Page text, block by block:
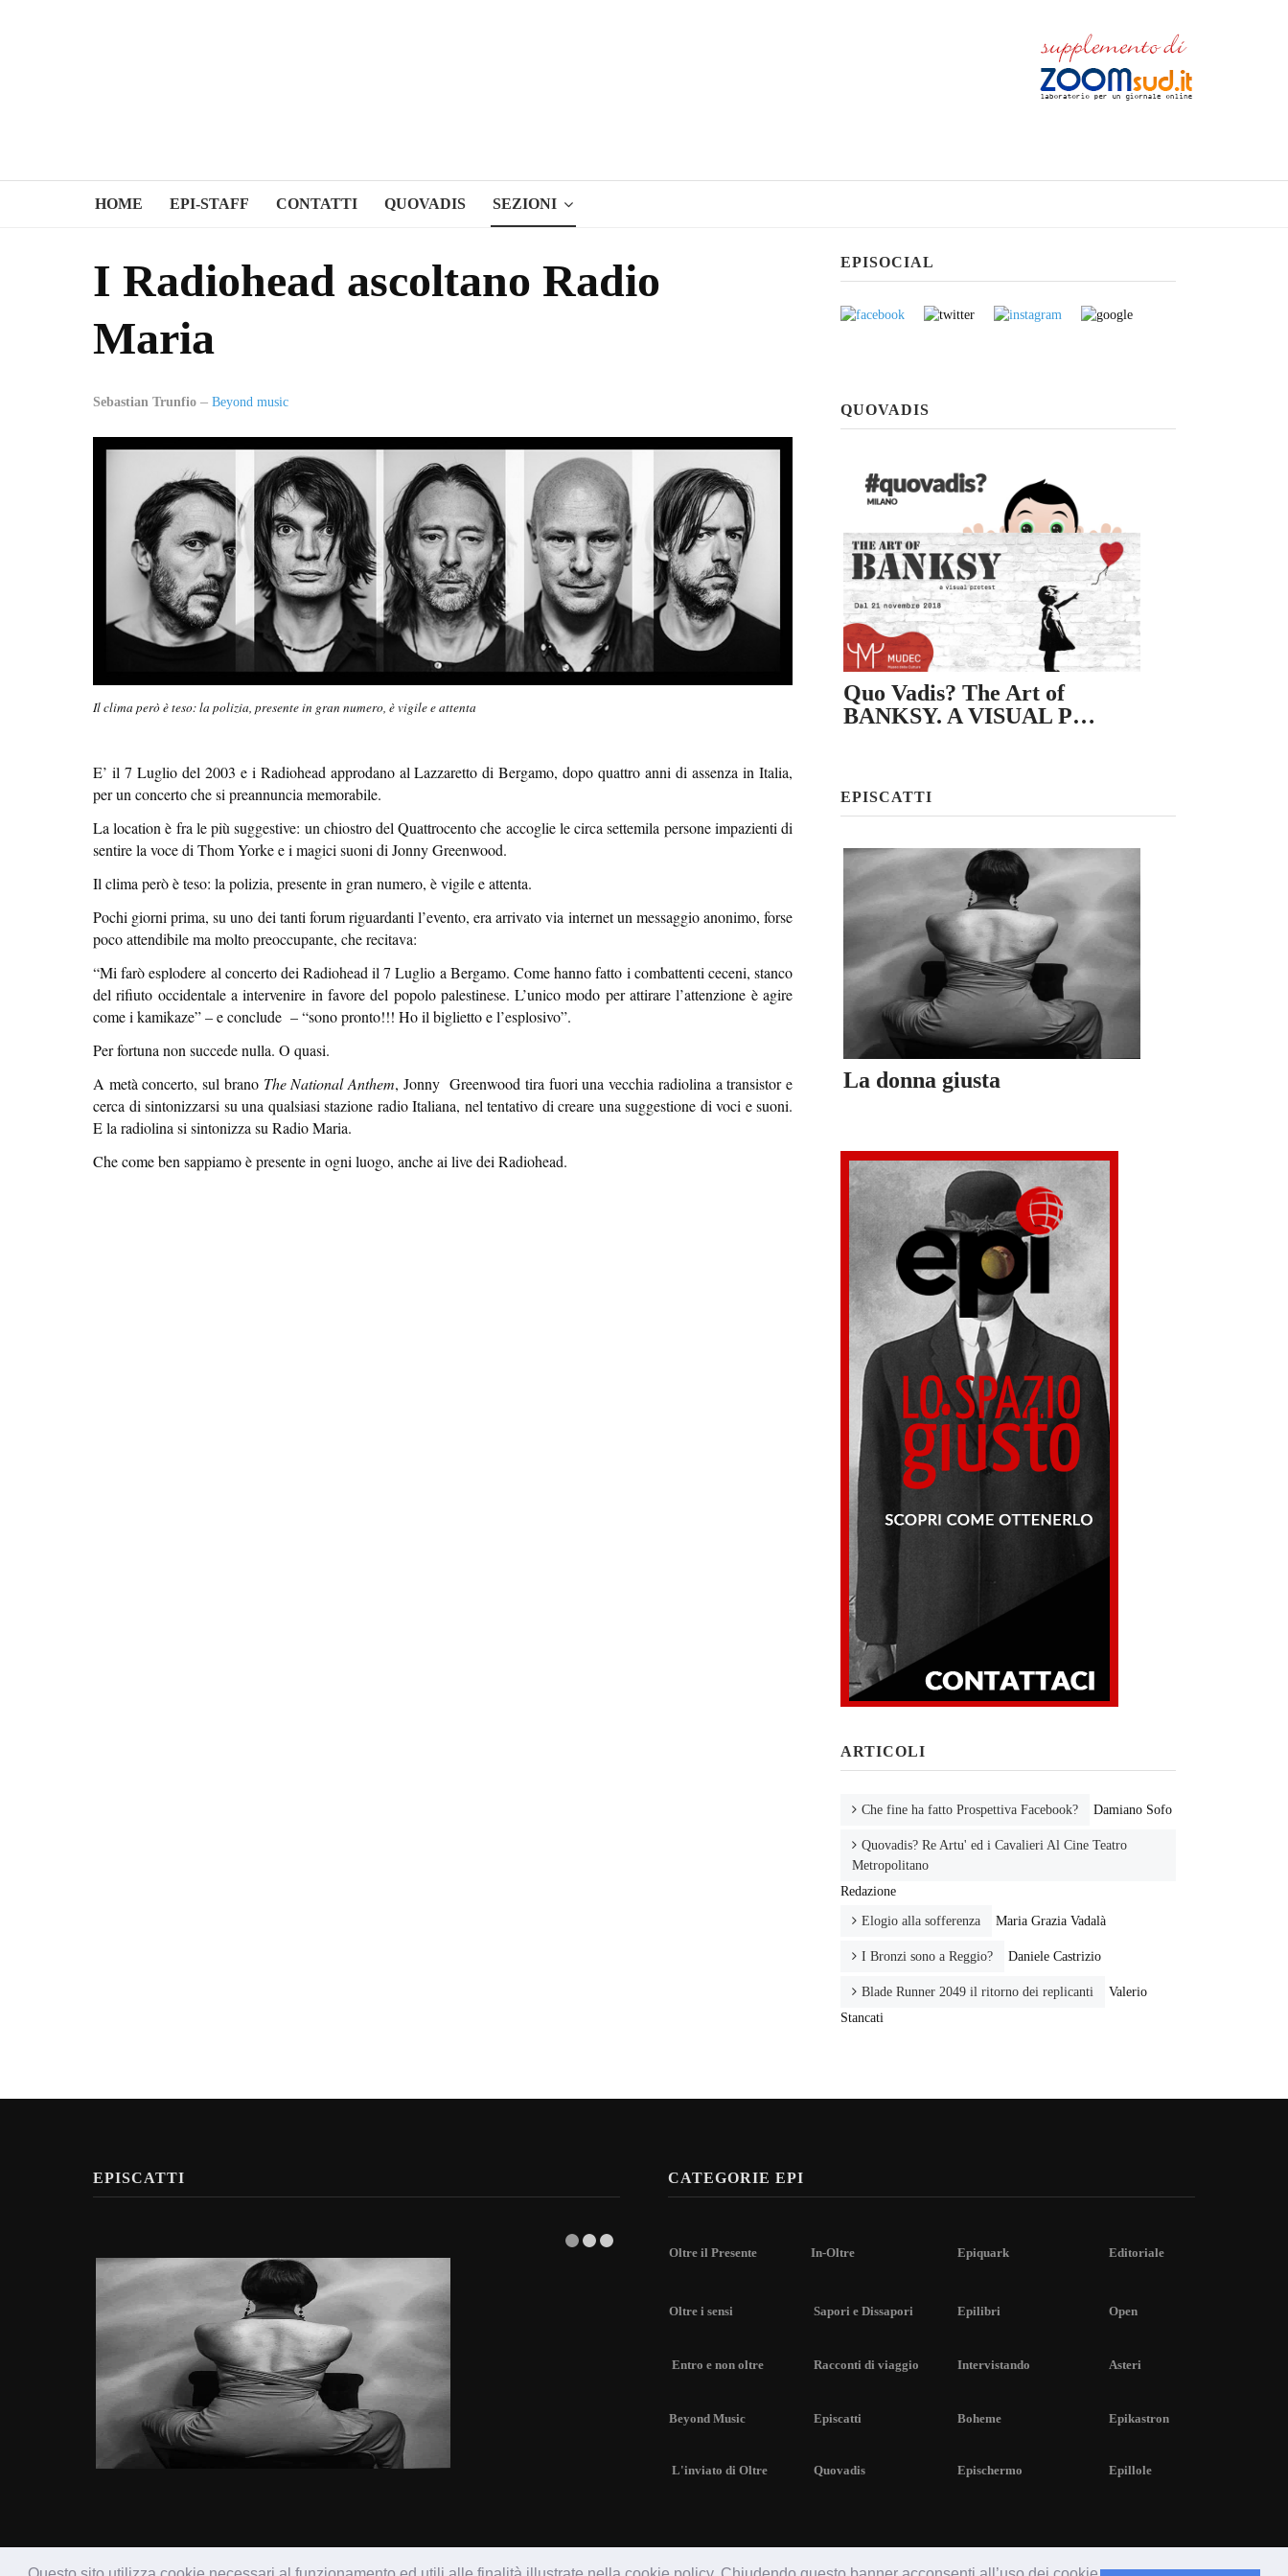
HOME EPI-STAFF CONTATTI QUOVADIS SEZIONI
I Radiohead ascoltano Radio
Maria
Sebastian Trunfio Beyond music
Il clima però è teso: la polizia, presente in gran numero, è vigile e attenta
E’ il 7 Luglio del 2003 e i Radiohead approdano al Lazzaretto di Bergamo, dopo quattro anni di assenza in Italia,
per un concerto che si preannuncia memorabile.
La location è fra le più suggestive: un chiostro del Quattrocento che accoglie le circa settemila persone impazienti di
sentire la voce di Thom Yorke e i magici suoni di Jonny Greenwood.
Il clima però è teso: la polizia, presente in gran numero, è vigile e attenta.
Pochi giorni prima, su uno dei tanti forum riguardanti l’evento, era arrivato via internet un messaggio anonimo, forse
poco attendibile ma molto preoccupante, che recitava:
“Mi farò esplodere al concerto dei Radiohead il 7 Luglio a Bergamo. Come hanno fatto i combattenti ceceni, stanco
del rifiuto occidentale a intervenire in favore del popolo palestinese. L’unico modo per attirare l’attenzione è agire
come i kamikaze” – e conclude – “sono pronto!!! Ho il biglietto e l’esplosivo”.
Per fortuna non succede nulla. O quasi.
A metà concerto, sul brano The National Anthem, Jonny Greenwood tira fuori una vecchia radiolina a transistor e
cerca di sintonizzarsi su una qualsiasi stazione radio Italiana, nel tentativo di creare una suggestione di voci e suoni.
E la radiolina si sintonizza su Radio Maria.
Che come ben sappiamo è presente in ogni luogo, anche ai live dei Radiohead.
EPISOCIAL
QUOVADIS
Quo Vadis? The Art of
BANKSY. A VISUAL P…
EPISCATTI
La donna giusta
ARTICOLI
Che fine ha fatto Prospettiva Facebook? Damiano Sofo
Quovadis? Re Artu' ed i Cavalieri Al Cine Teatro
Metropolitano
Redazione
Elogio alla sofferenza Maria Grazia Vadalà
I Bronzi sono a Reggio? Daniele Castrizio
Blade Runner 2049 il ritorno dei replicanti
Valerio
Stancati
EPISCATTI CATEGORIE EPI
Oltre il Presente In-Oltre Epiquark Editoriale
Oltre i sensi Sapori e Dissapori Epilibri Open
Entro e non oltre Racconti di viaggio Intervistando Asteri
Beyond Music Episcatti Boheme Epikastron
L'inviato di Oltre Quovadis Epischermo Epillole